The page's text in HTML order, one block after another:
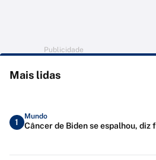
Publicidade
Mais lidas
1
Mundo
Câncer de Biden se espalhou, diz